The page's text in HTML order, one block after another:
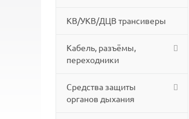
КВ/УКВ/ДЦВ трансиверы
Кабель, разъёмы,
переходники
Средства защиты
органов дыхания